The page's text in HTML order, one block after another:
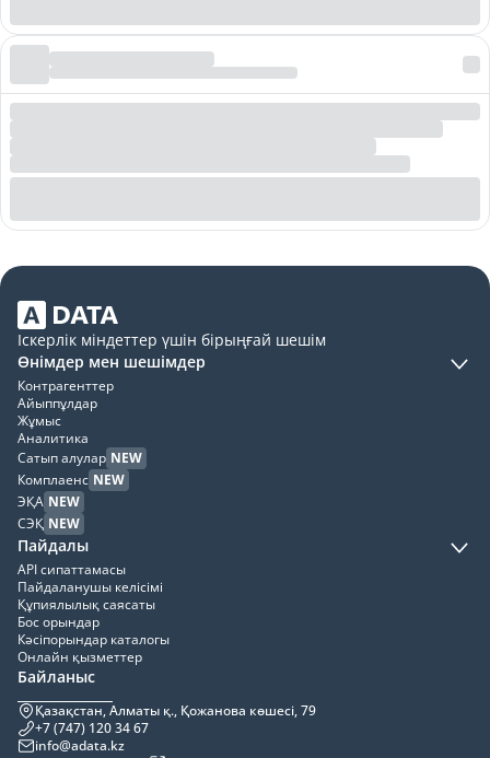
Іскерлік міндеттер үшін бірыңғай шешім
Өнімдер мен шешімдер
Контрагенттер
Айыппұлдар
Жұмыс
Аналитика
Сатып алулар NEW
Комплаенс NEW
ЭҚА NEW
СЭҚ NEW
Пайдалы
API сипаттамасы
Пайдаланушы келісімі
Құпиялылық саясаты
Бос орындар
Кәсіпорындар каталогы
Онлайн қызметтер
Байланыс
Қазақстан, Алматы қ., Қожанова көшесі, 79
+7 (747) 120 34 67
info@adata.kz